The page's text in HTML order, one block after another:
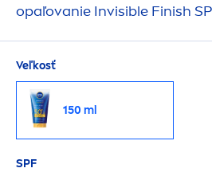
opaľovanie Invisible Finish
Veľkosť
150 ml
SPF